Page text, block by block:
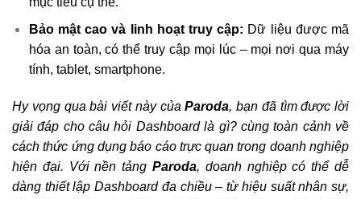
Bảo mật cao và linh hoạt truy cập: Dữ liệu được mã
hóa an toàn, có thể truy cập mọi lúc – mọi nơi qua máy
tính, tablet, smartphone.
Hy vọng qua bài viết này củaParoda, bạn đã tìm được lời
giải đáp cho câu hỏi Dashboard là gì? cùng toàn cảnh về
cách thức ứng dụng báo cáo trực quan trong doanh nghiệp
hiện đại. Với nền tảng Paroda, doanh nghiệp có thể dễ
dàng thiết lập Dashboard đa chiều – từ hiệu suất nhân sự,